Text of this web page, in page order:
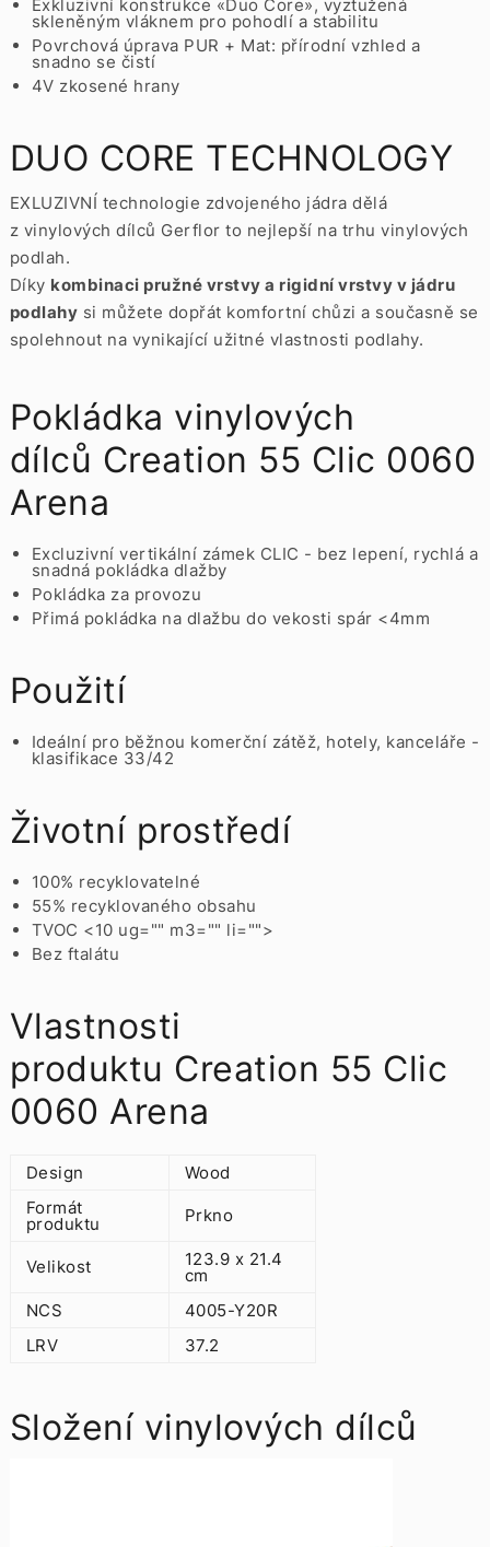
Exkluzivní konstrukce «Duo Core», vyztužená
skleněným vláknem pro pohodlí a stabilitu
Povrchová úprava PUR + Mat: přírodní vzhled a
snadno se čistí
4V zkosené hrany
DUO CORE TECHNOLOGY
EXLUZIVNÍ technologie zdvojeného jádra dělá
z vinylových dílců Gerflor to nejlepší na trhu vinylových
podlah.
Díky kombinaci pružné vrstvy a rigidní vrstvy v jádru
podlahy si můžete dopřát komfortní chůzi a současně se
spolehnout na vynikající užitné vlastnosti podlahy.
Pokládka vinylových
dílců Creation 55 Clic 0060
Arena
Excluzivní vertikální zámek CLIC - bez lepení, rychlá a
snadná pokládka dlažby
Pokládka za provozu
Přimá pokládka na dlažbu do vekosti spár <4mm
Použití
Ideální pro běžnou komerční zátěž, hotely, kanceláře -
klasifikace 33/42
Životní prostředí
100% recyklovatelné
55% recyklovaného obsahu
TVOC <10 ug="" m3="" li="">
Bez ftalátu
Vlastnosti
produktu Creation 55 Clic
0060 Arena
Design
Wood
Formát
produktu Prkno
Velikost 123.9 x 21.4
cm
NCS
4005-Y20R
LRV
37.2
Složení vinylových dílců